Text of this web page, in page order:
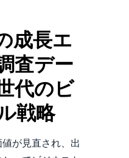
(English)
(Español)
(English)
成長エ
査デー
代のビ
戦略
が見直され、出